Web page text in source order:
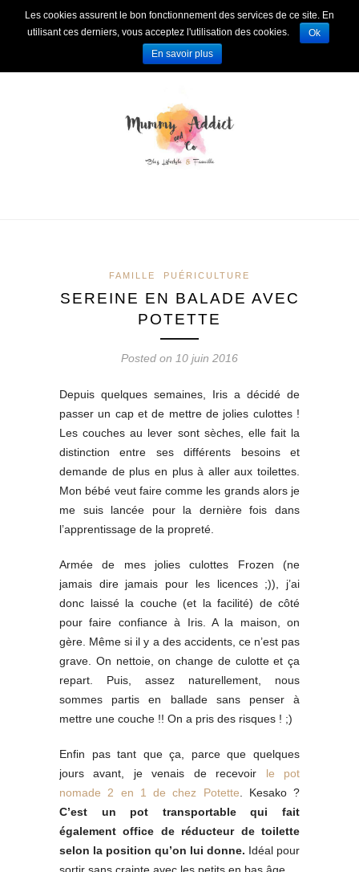
FAMILLE PUÉRICULTURE
SEREINE EN BALADE AVEC
POTETTE
Posted on 10 juin 2016
Depuis quelques semaines, Iris a décidé de
passer un cap et de mettre de jolies culottes !
Les couches au lever sont sèches, elle fait la
distinction entre ses différents besoins et
demande de plus en plus à aller aux toilettes.
Mon bébé veut faire comme les grands alors je
me suis lancée pour la dernière fois dans
l’apprentissage de la propreté.
Armée de mes jolies culottes Frozen (ne
jamais dire jamais pour les licences ;)), j’ai
donc laissé la couche (et la facilité) de côté
pour faire confiance à Iris. A la maison, on
gère. Même si il y a des accidents, ce n’est pas
grave. On nettoie, on change de culotte et ça
repart. Puis, assez naturellement, nous
sommes partis en ballade sans penser à
mettre une couche !! On a pris des risques ! ;)
Enfin pas tant que ça, parce que quelques
jours avant, je venais de recevoir le pot
nomade 2 en 1 de chez Potette . Kesako ?
C’est un pot transportable qui fait
également office de réducteur de toilette
selon la position qu’on lui donne. Idéal pour
Les cookies assurent le bon fonctionnement des services de ce site. En
utilisant ces derniers, vous acceptez l'utilisation des cookies.
Ok
En savoir plus